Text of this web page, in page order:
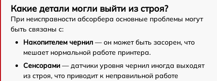
Какие детали могли выйти из строя?
При неисправности абсорбера основные проблемы могут
быть связаны с:
Накопителем чернил — он может быть засорен, что
мешает нормальной работе принтера.
Сенсорами — датчики уровня чернил иногда выходят
из строя, что приводит к неправильной работе